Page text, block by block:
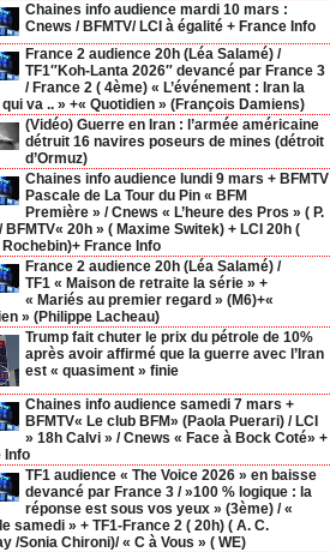
Chaines info audience mardi 10 mars :
Cnews / BFMTV/ LCI à égalité + France Info
France 2 audience 20h (Léa Salamé) /
TF1″Koh-Lanta 2026″ devancé par France 3
/ France 2 ( 4ème) « L’événement : Iran la
va .. » +« Quotidien » (François Damiens)
(Vidéo) Guerre en Iran : l’armée américaine
détruit 16 navires poseurs de mines (détroit
d’Ormuz)
Chaines info audience lundi 9 mars + BFMTV
Pascale de La Tour du Pin « BFM
Première » / Cnews « L’heure des Pros » ( P.
BFMTV« 20h » ( Maxime Switek) + LCI 20h (
France Info
France 2 audience 20h (Léa Salamé) /
TF1 « Maison de retraite la série » +
« Mariés au premier regard » (M6)+«
» (Philippe Lacheau)
Trump fait chuter le prix du pétrole de 10%
après avoir affirmé que la guerre avec l’Iran
est « quasiment » finie
Chaines info audience samedi 7 mars +
BFMTV« Le club BFM» (Paola Puerari) / LCI
» 18h Calvi » / Cnews « Face à Bock Coté» +
Info
TF1 audience « The Voice 2026 » en baisse
devancé par France 3 / »100 % logique : la
réponse est sous vos yeux » (3ème) / «
samedi » + TF1-France 2 ( 20h) ( A. C.
/Sonia Chironi)/ « C à Vous » ( WE)